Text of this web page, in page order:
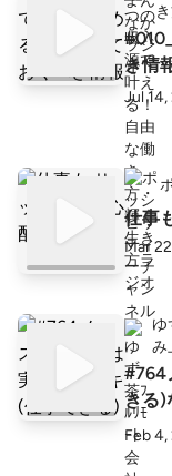
き情
Jul
仕事
Mar
ゆ
み
#764
きる)
Feb